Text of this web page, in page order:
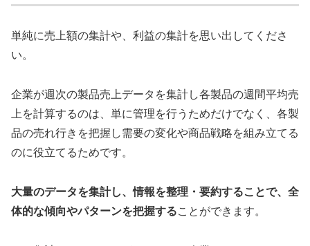
単純に売上額の集計や、利益の集計を思い出してくださ
い。
企業が週次の製品売上データを集計し各製品の週間平均売
上を計算するのは、単に管理を行うためだけでなく、各製
品の売れ行きを把握し需要の変化や商品戦略を組み立てる
のに役立てるためです。
大量のデータを集計し、情報を整理・要約することで、全
体的な傾向やパターンを把握することができます。